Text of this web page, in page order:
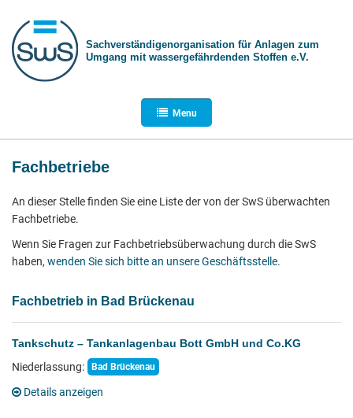
Sachverständigen­organisation für Anlagen zum
Umgang mit wasser­gefährdenden Stoffen e.V.
Menu
Fachbetriebe
An dieser Stelle finden Sie eine Liste der von der SwS überwachten
Fachbetriebe.
Wenn Sie Fragen zur Fachbetriebsüberwachung durch die SwS
haben, wenden Sie sich bitte an unsere Geschäftsstelle.
Fachbetrieb in Bad Brückenau
Tankschutz – Tankanlagenbau Bott GmbH und Co.KG
Niederlassung:
Bad Brückenau
Details anzeigen